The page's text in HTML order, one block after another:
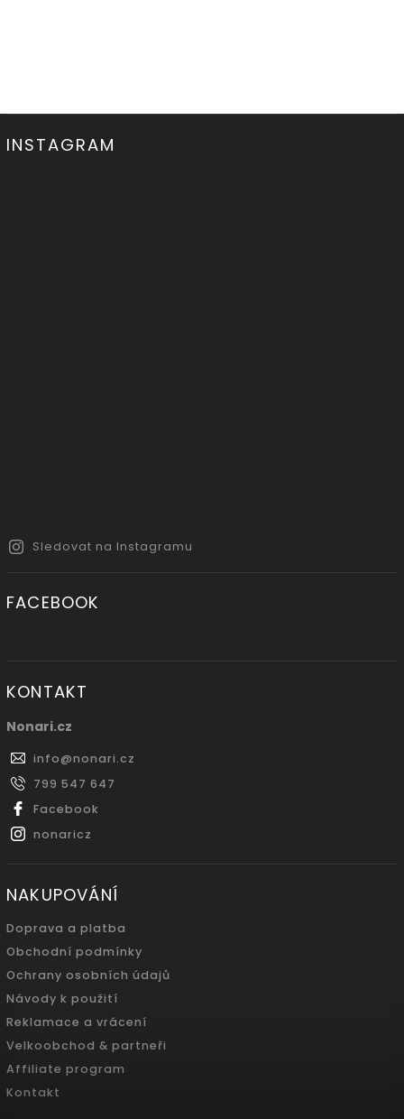
INSTAGRAM
Sledovat na Instagramu
FACEBOOK
KONTAKT
Nonari.cz
info@nonari.cz
799 547 647
Facebook
nonaricz
NAKUPOVÁNÍ
Doprava a platba
Obchodní podmínky
Ochrany osobních údajů
Návody k použití
Reklamace a vrácení
Velkoobchod & partneři
Affiliate program
Kontakt